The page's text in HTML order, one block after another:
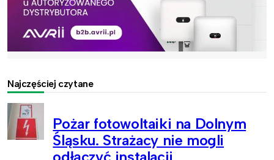
Najczęściej czytane
Pożar fotowoltaiki na Dolnym
Śląsku. Strażacy nie mogli